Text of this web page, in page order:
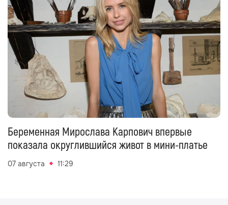
Беременная Мирослава Карпович впервые
показала округлившийся живот в мини-платье
07 августа 11:29